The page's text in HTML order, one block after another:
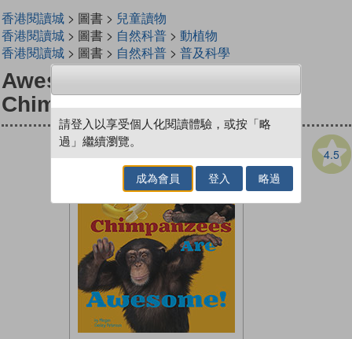
香港閱讀城> 圖書 > 兒童讀物
香港閱讀城> 圖書 > 自然科普> 動植物
香港閱讀城> 圖書 > 自然科普> 普及科學
Awesome African Animals!:
Chimpanzees Are Awesome!
4.5
請登入以享受個人化閱讀體驗，或按「略
過」繼續瀏覽。
成為會員 登入 略過